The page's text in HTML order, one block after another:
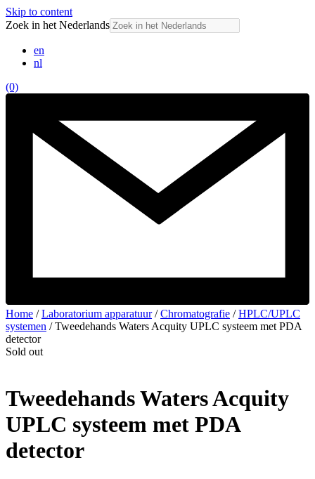
Skip to content
Zoek in het Nederlands
en
nl
(0)
Home /Laboratorium apparatuur/Chromatografie /HPLC/UPLC
systemen / Tweedehands Waters Acquity UPLC systeem met PDA
detector
Sold out
Tweedehands Waters Acquity
UPLC systeem met PDA
detector